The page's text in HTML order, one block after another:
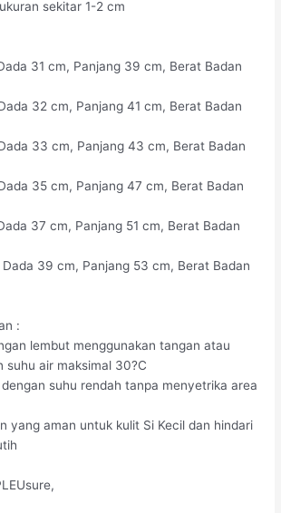
sekitar 1-2 cm
31 cm, Panjang 39 cm, Berat Badan
32 cm, Panjang 41 cm, Berat Badan
33 cm, Panjang 43 cm, Berat Badan
35 cm, Panjang 47 cm, Berat Badan
37 cm, Panjang 51 cm, Berat Badan
39 cm, Panjang 53 cm, Berat Badan
:
lembut menggunakan tangan atau
suhu air maksimal 30?C
suhu rendah tanpa menyetrika area
yang aman untuk kulit Si Kecil dan hindari